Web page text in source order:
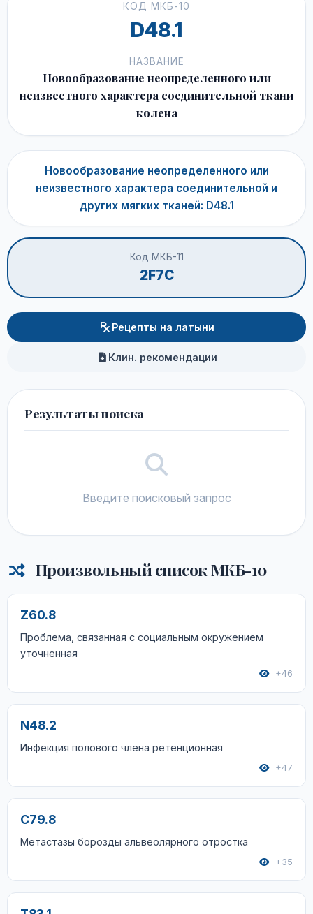
КОД МКБ-10
D48.1
НАЗВАНИЕ
Новообразование неопределенного или
неизвестного характера соединительной ткани
колена
Новообразование неопределенного или
неизвестного характера соединительной и
других мягких тканей: D48.1
Код МКБ-11
2F7C
Рецепты на латыни
Клин. рекомендации
Результаты поиска
Введите поисковый запрос
Произвольный список МКБ-10
Z60.8
Проблема, связанная с социальным окружением
уточненная
+46
N48.2
Инфекция полового члена ретенционная
+47
C79.8
Метастазы борозды альвеолярного отростка
+35